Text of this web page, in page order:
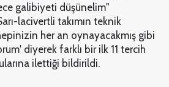
galibiyeti düşünelim"
lacivertli takımın teknik
her an oynayacakmış gibi
diyerek farklı bir ilk 11 tercih
ilettiği bildirildi.